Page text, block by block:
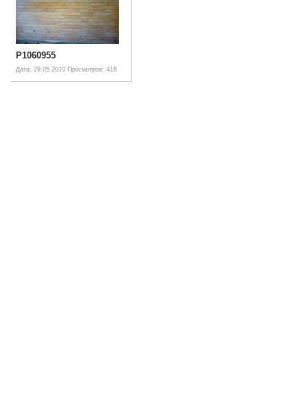
P1060955
Дата: 29.05.2010 Просмотров: 418